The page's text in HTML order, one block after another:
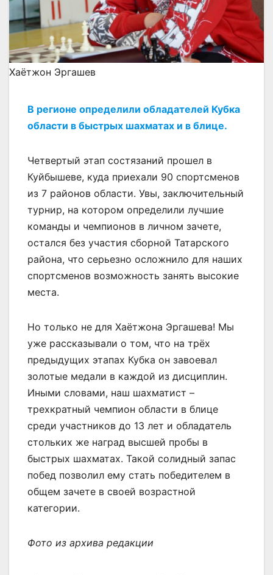
Хаётжон Эргашев
В регионе определили обладателей Кубка
области в быстрых шахматах и в блице.
Четвертый этап состязаний прошел в
Куйбышеве, куда приехали 90 спортсменов
из 7 районов области. Увы, заключительный
турнир, на котором определили лучшие
команды и чемпионов в личном зачете,
остался без участия сборной Татарского
района, что серьезно осложнило для наших
спортсменов возможность занять высокие
места.
Но только не для Хаётжона Эргашева! Мы
уже рассказывали о том, что на трёх
предыдущих этапах Кубка он завоевал
золотые медали в каждой из дисциплин.
Иными словами, наш шахматист –
трехкратный чемпион области в блице
среди участников до 13 лет и обладатель
стольких же наград высшей пробы в
быстрых шахматах. Такой солидный запас
побед позволил ему стать победителем в
общем зачете в своей возрастной
категории.
Фото из архива редакции